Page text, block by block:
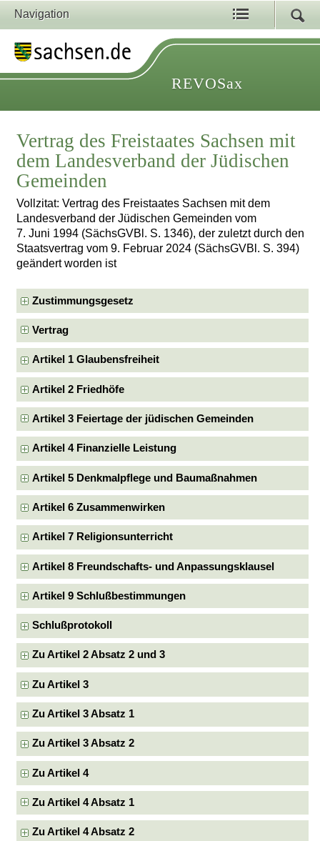
Navigation
REVOSax
Vertrag des Freistaates Sachsen mit
dem Landesverband der Jüdischen
Gemeinden
Vollzitat: Vertrag des Freistaates Sachsen mit dem
Landesverband der Jüdischen Gemeinden vom
7. Juni 1994 (SächsGVBl. S. 1346), der zuletzt durch den
Staatsvertrag vom 9. Februar 2024 (SächsGVBl. S. 394)
geändert worden ist
Zustimmungsgesetz
Vertrag
Artikel 1 Glaubensfreiheit
Artikel 2 Friedhöfe
Artikel 3 Feiertage der jüdischen Gemeinden
Artikel 4 Finanzielle Leistung
Artikel 5 Denkmalpflege und Baumaßnahmen
Artikel 6 Zusammenwirken
Artikel 7 Religionsunterricht
Artikel 8 Freundschafts- und Anpassungsklausel
Artikel 9 Schlußbestimmungen
Schlußprotokoll
Zu Artikel 2 Absatz 2 und 3
Zu Artikel 3
Zu Artikel 3 Absatz 1
Zu Artikel 3 Absatz 2
Zu Artikel 4
Zu Artikel 4 Absatz 1
Zu Artikel 4 Absatz 2